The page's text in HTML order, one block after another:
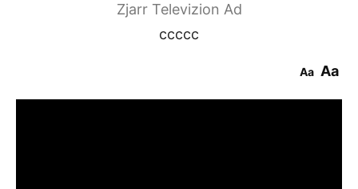
Zjarr Televizion Ad
ccccc
Aa Aa